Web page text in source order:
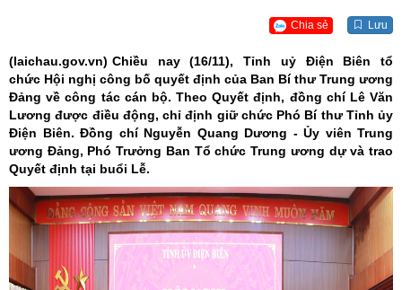
Chia sẻ Lưu
(laichau.gov.vn) Chiều nay (16/11), Tỉnh uỷ Điện Biên tổ
chức Hội nghị công bố quyết định của Ban Bí thư Trung ương
Đảng về công tác cán bộ. Theo Quyết định, đồng chí Lê Văn
Lương được điều động, chỉ định giữ chức Phó Bí thư Tỉnh ủy
Điện Biên. Đồng chí Nguyễn Quang Dương - Ủy viên Trung
ương Đảng, Phó Trưởng Ban Tổ chức Trung ương dự và trao
Quyết định tại buổi Lễ.